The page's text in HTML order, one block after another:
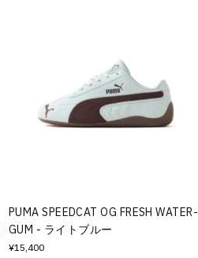
PUMA SPEEDCAT OG FRESH WATER-
GUM - ライトブルー
¥15,400